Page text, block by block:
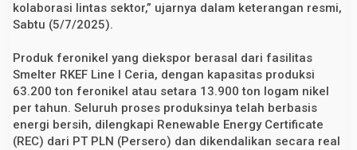
s
M
i
n
e
r
a
l
kolaborasi lintas sektor,” ujarnya dalam keterangan resmi,
Sabtu (5/7/2025).
Produk feronikel yang diekspor berasal dari fasilitas
Smelter RKEF Line I Ceria, dengan kapasitas produksi
63.200 ton feronikel atau setara 13.900 ton logam nikel
per tahun. Seluruh proses produksinya telah berbasis
energi bersih, dilengkapi Renewable Energy Certificate
(REC) dari PT PLN (Persero) dan dikendalikan secara real